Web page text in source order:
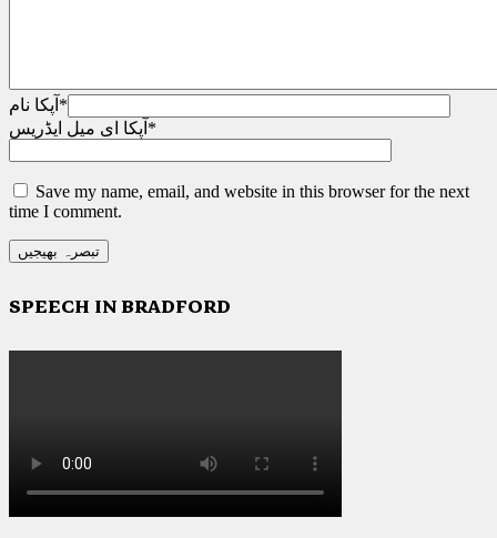
آپکا نام *
آپکا ای میل ایڈریس *
Save my name, email, and website in this browser for the next
time I comment.
SPEECH IN BRADFORD